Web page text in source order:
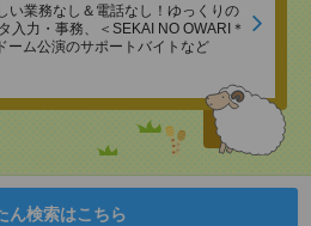
い業務なし＆電話なし！ゆっくりの
入力・事務、＜SEKAI NO OWARI＊
ーム公演のサポートバイトなど
ん検索はこちら